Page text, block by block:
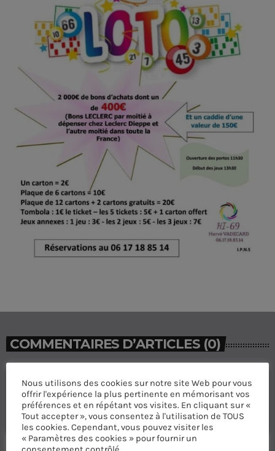
COMMENTAIRES D’ARTICLES (0)
Laisser une réponse
Vous devez être connecté pour ajouter un commentaire.
Connectez-vous maintenant
Nous utilisons des cookies sur notre site Web pour vous
offrir l'expérience la plus pertinente en mémorisant vos
préférences et en répétant vos visites. En cliquant sur «
Tout accepter », vous consentez à l'utilisation de TOUS
les cookies. Cependant, vous pouvez visiter les
« Paramètres des cookies » pour fournir un